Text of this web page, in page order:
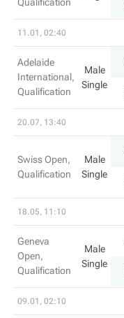
11.01, 02:40
Adelaide
International,
Qualification
Male
Single
20.07, 13:40
Swiss Open,
Qualification
Male
Single
18.05, 11:10
Geneva
Open,
Qualification
Male
Single
09.01, 02:10